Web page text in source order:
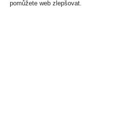
pomůžete web zlepšovat.